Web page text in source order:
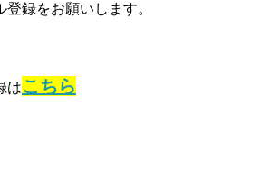
録をお願いします。
はこちら